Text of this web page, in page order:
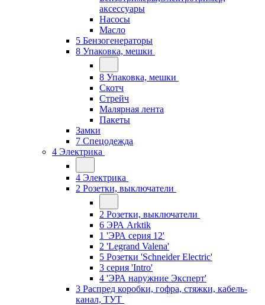
аксессуары
Насосы
Масло
5 Бензогенераторы
8 Упаковка, мешки
8 Упаковка, мешки
Скотч
Стрейч
Малярная лента
Пакеты
Замки
7 Спецодежда
4 Электрика
4 Электрика
2 Розетки, выключатели
2 Розетки, выключатели
6 ЭРА Arktik
1 'ЭРА серия 12'
2 'Legrand Valena'
5 Розетки 'Schneider Electric'
3 серия 'Intro'
4 'ЭРА наружние Эксперт'
3 Распред коробки, гофра, стяжки, кабель-
канал, ТУТ